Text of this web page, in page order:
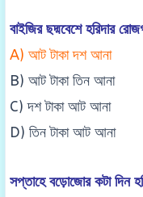
বাইজির ছদ্মবেশে হরিদার
A) আট টাকা দশ আনা
B) আট টাকা তিন আনা
C) দশ টাকা আট আনা
D) তিন টাকা আট আনা
সপ্তাহে বড়োজোর কটা দিন